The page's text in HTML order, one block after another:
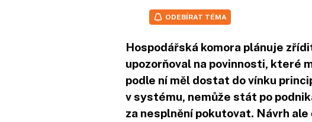
ODEBÍRAT TÉMA
Hospodářská komora plánuje
upozorňoval na povinnosti, které
podle ní měl dostat do vínku
v systému, nemůže stát po
za nesplnění pokutovat. Návrh